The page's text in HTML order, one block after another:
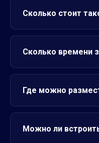
Сколько стоит
Сколько времени
Где можно
Можно ли